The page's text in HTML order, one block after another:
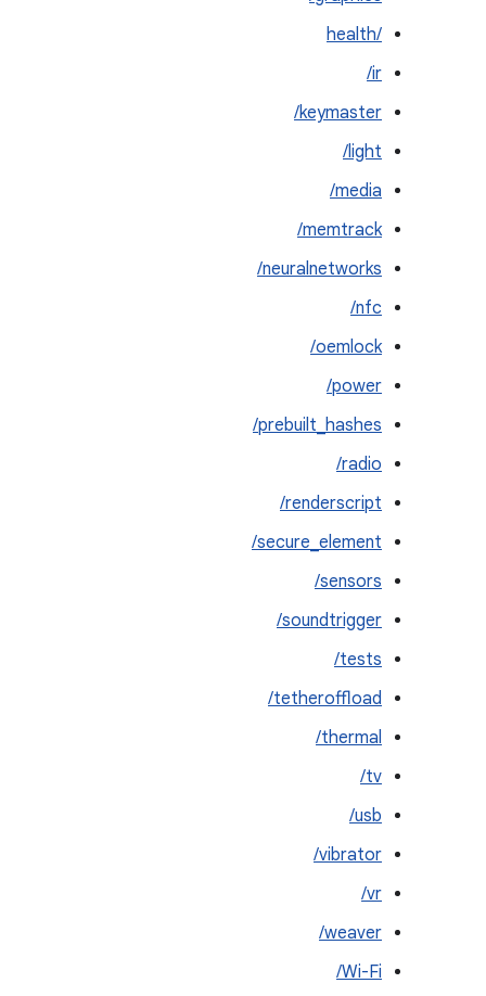
health/‎
ir/
keymaster/
light/
media/
memtrack/
neuralnetworks/
nfc/
oemlock/
power/
prebuilt_hashes/
radio/
renderscript/
secure_element/
sensors/
soundtrigger/
tests/
tetheroffload/
thermal/
tv/
usb/
vibrator/
vr/
weaver/
Wi-Fi/